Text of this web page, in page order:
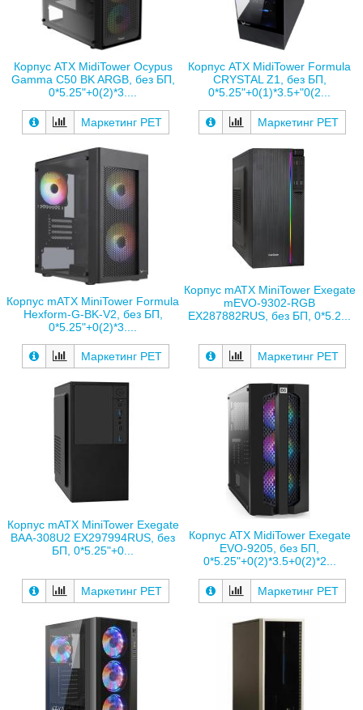
Корпус ATX MidiTower Oсypus
Gamma C50 BK ARGB, без БП,
0*5.25"+0(2)*3....
Маркетинг РЕТ
Корпус ATX MidiTower Formula
CRYSTAL Z1, без БП,
0*5.25"+0(1)*3.5+"0(2...
Маркетинг РЕТ
Корпус mATX MiniTower Formula
Hexform-G-BK-V2, без БП,
0*5.25"+0(2)*3....
Маркетинг РЕТ
Корпус mATX MiniTower Exegate
mEVO-9302-RGB
EX287882RUS, без БП, 0*5.2...
Маркетинг РЕТ
Корпус mATX MiniTower Exegate
BAA-308U2 EX297994RUS, без
БП, 0*5.25"+0...
Маркетинг РЕТ
Корпус ATX MidiTower Exegate
EVO-9205, без БП,
0*5.25"+0(2)*3.5+0(2)*2...
Маркетинг РЕТ